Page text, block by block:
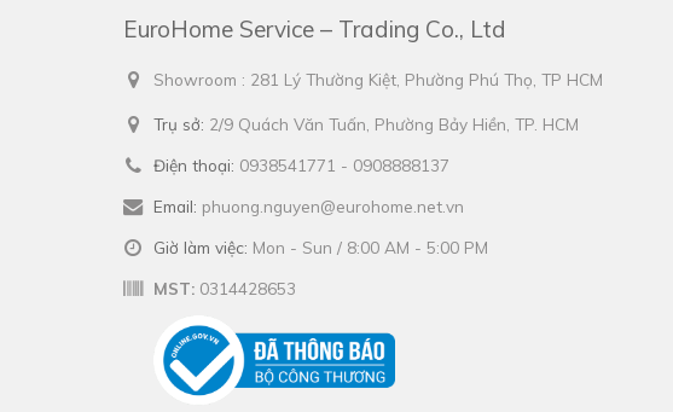
EuroHome Service – Trading Co., Ltd
Showroom : 281 Lý Thường Kiệt, Phường Phú Thọ, TP HCM
Trụ sở: 2/9 Quách Văn Tuấn, Phường Bảy Hiền, TP. HCM
Điện thoại: 0938541771 - 0908888137
Email: phuong.nguyen@eurohome.net.vn
Giờ làm việc: Mon - Sun / 8:00 AM - 5:00 PM
MST: 0314428653